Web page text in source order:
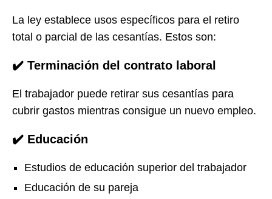
La ley establece usos específicos para el retiro
total o parcial de las cesantías. Estos son:
✔️ Terminación del contrato laboral
El trabajador puede retirar sus cesantías para
cubrir gastos mientras consigue un nuevo empleo.
✔️ Educación
Estudios de educación superior del trabajador
Educación de su pareja